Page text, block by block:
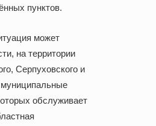
пунктов.
может
на территории
Серпуховского и
муниципальные
обслуживает